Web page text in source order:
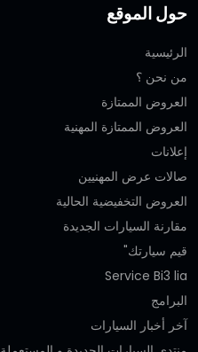
حول الموقع
الرئيسية
من نحن ؟
العروض الممتازة
العروض الممتازة المهنية‎
إعلانات
صالات عرض المهنيين
العروض التخفيضية الحالية
مقارنة السيارات الجديدة
قيم سيارتك"
Service Bi3 lia
البرامج
آخر أخبار السيارات